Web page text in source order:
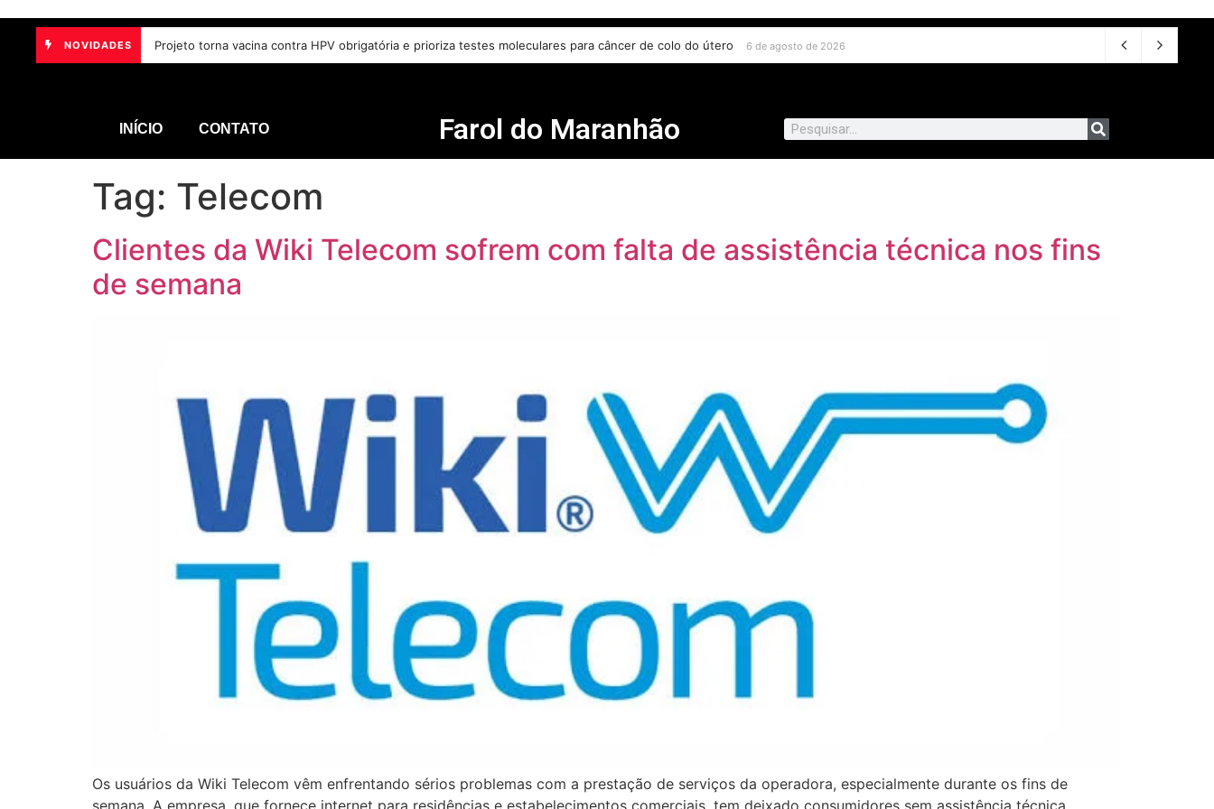
NOVIDADES Projeto torna vacina contra HPV obrigatória e prioriza testes moleculares para câncer de colo do útero 6 de agosto de 2026
INÍCIO CONTATO Farol do Maranhão
Tag: Telecom
Clientes da Wiki Telecom sofrem com falta de assistência técnica nos fins
de semana
Os usuários da Wiki Telecom vêm enfrentando sérios problemas com a prestação de serviços da operadora, especialmente durante os fins de
semana. A empresa, que fornece internet para residências e estabelecimentos comerciais, tem deixado consumidores sem assistência técnica